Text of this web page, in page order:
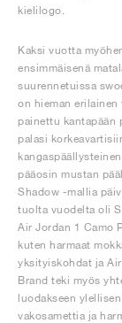
kielilogo.
Kaksi vuotta
ensimmäisenä
suurennetuissa
on hieman
painettu kantapään
palasi
pääosin mustan
Shadow -mallia
tuolta vuodelta oli
Air Jordan 1 Camo
kuten harmaat
yksityiskohdat ja
Brand teki myös
luodakseen
vakosamettia ja